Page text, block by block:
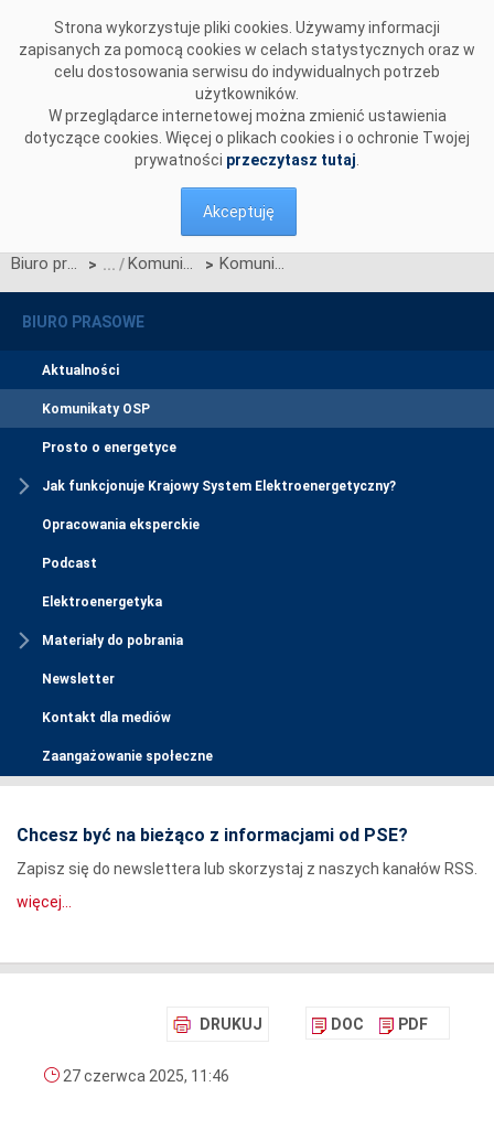
Strona wykorzystuje pliki cookies. Używamy informacji
zapisanych za pomocą cookies w celach statystycznych oraz w
celu dostosowania serwisu do indywidualnych potrzeb
użytkowników.
W przeglądarce internetowej można zmienić ustawienia
dotyczące cookies. Więcej o plikach cookies i o ochronie Twojej
prywatności przeczytasz tutaj
Akceptuję
Biuro prasowe > Komunikaty OSP > Komunikat dotyczący prawa do rekompensaty za redysponowanie nierynkowe instalacji wiatrowych w dniu 24 czerwca 2025 r.
BIURO PRASOWE
Aktualności
Komunikaty OSP
Prosto o energetyce
Jak funkcjonuje Krajowy System Elektroenergetyczny?
Opracowania eksperckie
Podcast
Elektroenergetyka
Materiały do pobrania
Newsletter
Kontakt dla mediów
Zaangażowanie społeczne
Chcesz być na bieżąco z informacjami od PSE?
Zapisz się do newslettera lub skorzystaj z naszych kanałów RSS.
więcej...
DRUKUJ DOC PDF
27 czerwca 2025, 11:46